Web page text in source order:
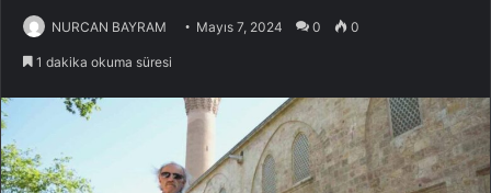
NURCAN BAYRAM Mayıs 7, 2024 0 0
1 dakika okuma süresi